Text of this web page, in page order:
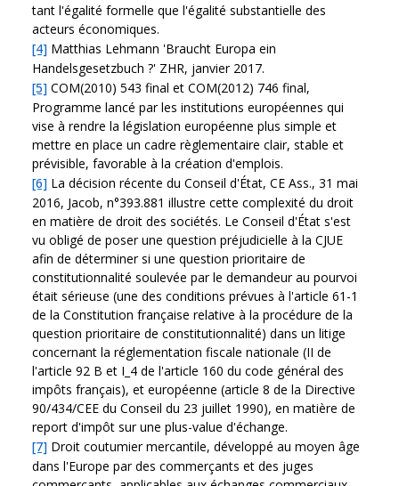
tant l'égalité formelle que l'égalité substantielle des
acteurs économiques.
[4] Matthias Lehmann 'Braucht Europa ein
Handelsgesetzbuch ?' ZHR, janvier 2017.
[5] COM(2010) 543 final et COM(2012) 746 final,
Programme lancé par les institutions européennes qui
vise à rendre la législation européenne plus simple et
mettre en place un cadre règlementaire clair, stable et
prévisible, favorable à la création d'emplois.
[6] La décision récente du Conseil d'État, CE Ass., 31 mai
2016, Jacob, n°393.881 illustre cette complexité du droit
en matière de droit des sociétés. Le Conseil d'État s'est
vu obligé de poser une question préjudicielle à la CJUE
afin de déterminer si une question prioritaire de
constitutionnalité soulevée par le demandeur au pourvoi
était sérieuse (une des conditions prévues à l'article 61-1
de la Constitution française relative à la procédure de la
question prioritaire de constitutionnalité) dans un litige
concernant la réglementation fiscale nationale (II de
l'article 92 B et I_4 de l'article 160 du code général des
impôts français), et européenne (article 8 de la Directive
90/434/CEE du Conseil du 23 juillet 1990), en matière de
report d'impôt sur une plus-value d'échange.
[7] Droit coutumier mercantile, développé au moyen âge
dans l'Europe par des commerçants et des juges